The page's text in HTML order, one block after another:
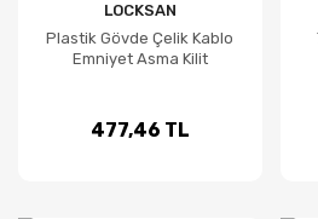
LOCKSAN
Plastik Gövde Çelik Kablo
Emniyet Asma Kilit
477,46 TL